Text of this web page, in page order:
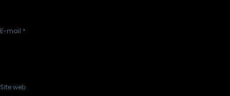
E-mail *
Site web